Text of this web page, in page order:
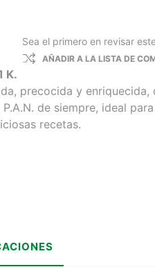
Sea el primero en revisar
AÑADIR A LA LISTA DE
K.
precocida y enriquecida,
de siempre, ideal
recetas.